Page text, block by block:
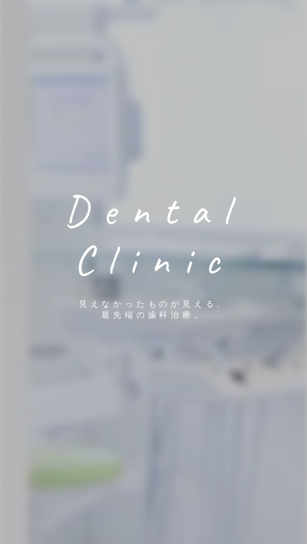
Dental
Clinic
見えなかったものが見える、
最先端の歯科治療。